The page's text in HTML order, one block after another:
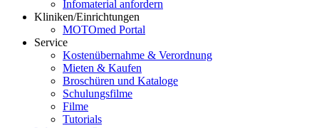
Infomaterial anfordern
Kliniken/Einrichtungen
MOTOmed Portal
Service
Kostenübernahme & Verordnung
Mieten & Kaufen
Broschüren und Kataloge
Schulungsfilme
Filme
Tutorials